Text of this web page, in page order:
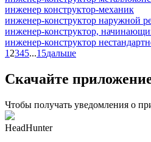
инженер конструктор-механик
инженер-конструктор наружной
инженер-конструктор,
инженер-конструктор
1 2345...15дальше
Скачайте
Чтобы получать уведомления о
HeadHunter